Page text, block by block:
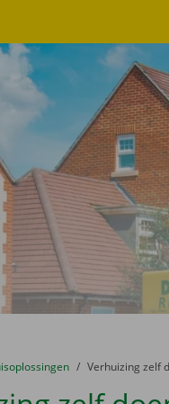
naar
Verhuizing zelf